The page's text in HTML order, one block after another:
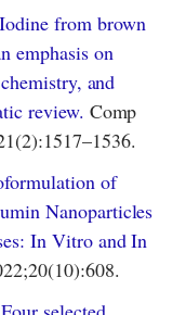
Iodine from brown
emphasis on
and
review. Comp
of
Nanoparticles
In Vitro and In